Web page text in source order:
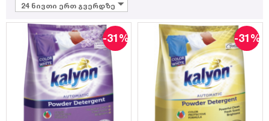
24 ნივთი ერთ გვერდზე
-31% -31%